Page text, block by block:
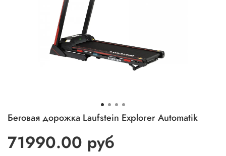
Беговая дорожка Laufstein Explorer Automatik
71990.00 руб